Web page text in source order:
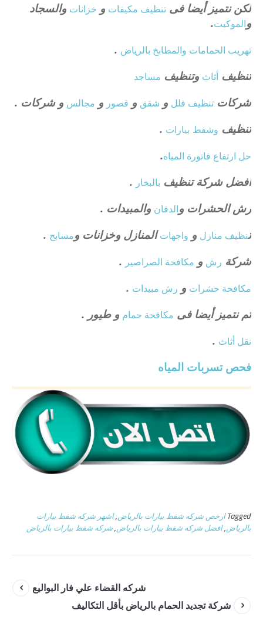
لكن نتميز أيضا فى تنظيف مكيفات و خزانات والسجاد
والموكيت.
تهريب الحمامات والمطابخ بالرياض .
تنظيف أثاث وتنظيف مساجد
شركات تنظيف فلل و شقق و قصور و مجالس و شركات .
تنظيف وشفط بيارات .
حل ارتفاع فاتورة المياه.
افضل شركة تنظيف بالبخار .
رش الحشرات والدفان والمبيدات .
تنظيف منازل و واجهاتالمنازل وخزانات ومسابح .
شركة رش و مكافحة الصراصير .
مكافحة حشرات و رش مبيدات .
ثم نتميز أيضا فى مكافحة حمام و طيور .
نقل أثاث .
فحص تسربات المياه
Tagged ارخص شركه شفط بيارات بالرياض,اشهر شركه شفط بيارات
بالرياض,افضل شركه شفط بيارات بالرياض,شركه شفط بيارات بالرياض
شركه القضاء علي فار البواليع
شركة تجديد الحمام بالرياض بأقل التكاليف